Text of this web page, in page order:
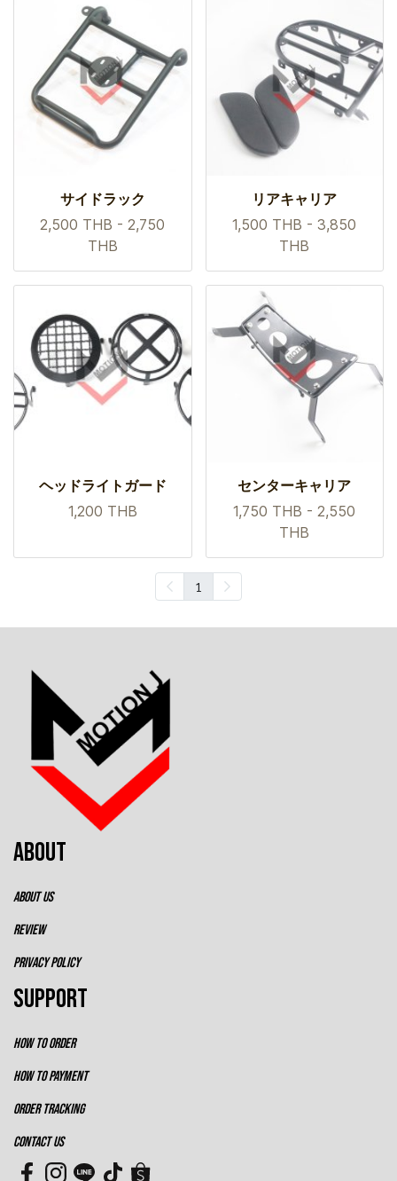
サイドラック
2,500 THB - 2,750
THB
リアキャリア
1,500 THB -3,850
THB
ヘッドライトガード
1,200 THB
センターキャリア
1,750 THB -2,550
THB
1
ABOUT
ABOUT US
REVIEW
PRIVACY POLICY
SUPPORT
HOW TO ORDER
HOW TO PAYMENT
ORDER TRACKING
CONTACT US